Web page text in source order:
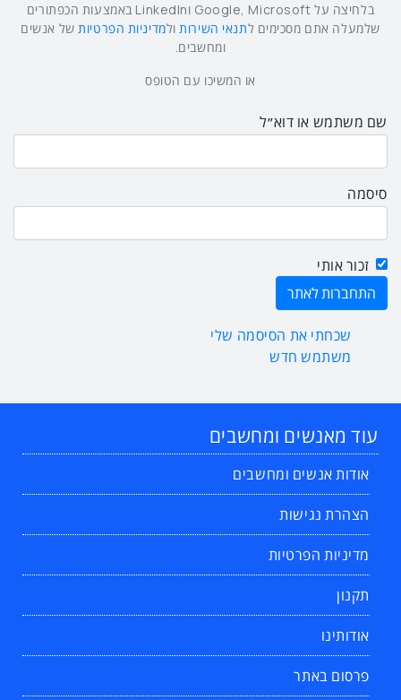
בלחיצה על Google, Microsoft וLinkedIn באמצעות הכפתורים
שלמעלה אתם מסכימים לתנאי השירותולמדיניות הפרטיותשל אנשים
ומחשבים.
או המשיכו עם הטופס
שם משתמש או דוא״ל
סיסמה
זכור אותי
שכחתי את הסיסמה שלי
משתמש חדש
עוד מאנשים ומחשבים
אודות אנשים ומחשבים
הצהרת נגישות
מדיניות הפרטיות
תקנון
אודותינו
פרסום באתר